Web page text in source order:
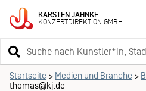
KARSTENJAHNKE
KONZERTDIREKTIONGMBH
Suchbegriff
eingeben
Startseite > Medien und Branche >
thomas@kj.de